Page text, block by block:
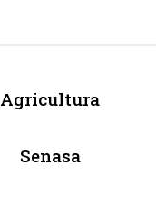
Agricultura
Senasa